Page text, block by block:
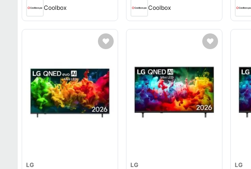
Coolbox Coolbox
LG LG LG